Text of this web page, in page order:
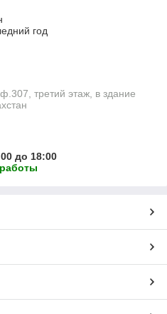
год
третий этаж, в здание
до 18:00